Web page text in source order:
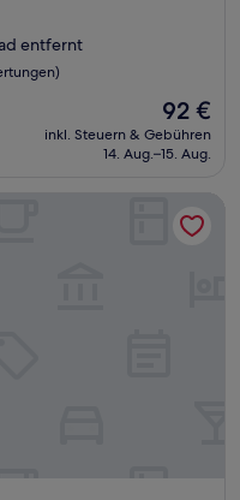
entfernt
Der
Preis
beträgt
92 €
inkl. Steuern & Gebühren
14. Aug.–15. Aug.